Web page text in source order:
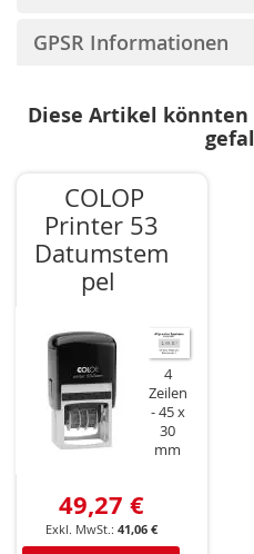
GPSR Informationen
Diese Artikel
COLOP
Printer 53
Datumstem
pel
4
Zeilen
45 x
30
mm
49,27 €
41,06 €